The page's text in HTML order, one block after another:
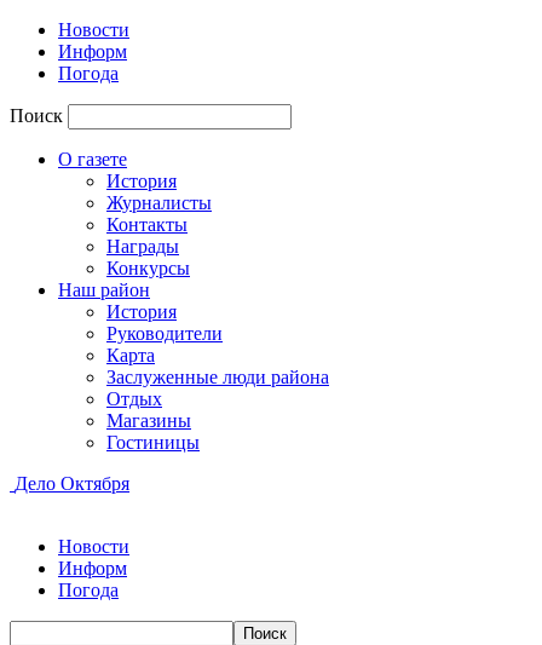
Новости
Информ
Погода
Поиск
О газете
История
Журналисты
Контакты
Награды
Конкурсы
Наш район
История
Руководители
Карта
Заслуженные люди района
Отдых
Магазины
Гостиницы
Дело Октября
Новости
Информ
Погода